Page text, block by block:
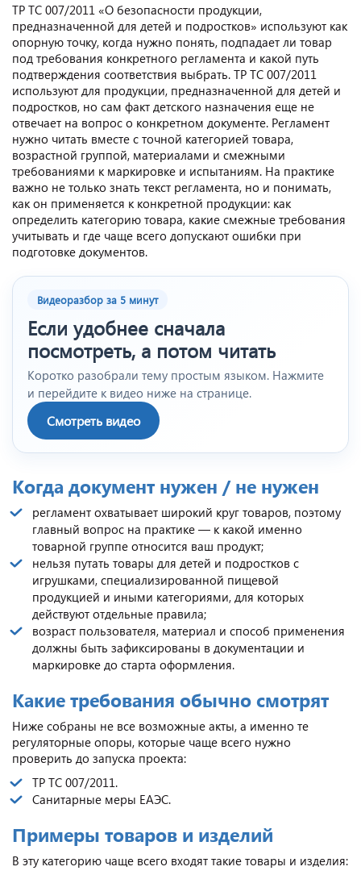
ТР ТС 007/2011 «О безопасности продукции,
предназначенной для детей и подростков» используют как
опорную точку, когда нужно понять, подпадает ли товар
под требования конкретного регламента и какой путь
подтверждения соответствия выбрать. ТР ТС 007/2011
используют для продукции, предназначенной для детей и
подростков, но сам факт детского назначения еще не
отвечает на вопрос о конкретном документе. Регламент
нужно читать вместе с точной категорией товара,
возрастной группой, материалами и смежными
требованиями к маркировке и испытаниям. На практике
важно не только знать текст регламента, но и понимать,
как он применяется к конкретной продукции: как
определить категорию товара, какие смежные требования
учитывать и где чаще всего допускают ошибки при
подготовке документов.
Видеоразбор за 5 минут
Если удобнее сначала
посмотреть, а потом читать
Коротко разобрали тему простым языком. Нажмите
и перейдите к видео ниже на странице.
Смотреть видео
Когда документ нужен / не нужен
регламент охватывает широкий круг товаров, поэтому
главный вопрос на практике — к какой именно
товарной группе относится ваш продукт;
нельзя путать товары для детей и подростков с
игрушками, специализированной пищевой
продукцией и иными категориями, для которых
действуют отдельные правила;
возраст пользователя, материал и способ применения
должны быть зафиксированы в документации и
маркировке до старта оформления.
Какие требования обычно смотрят
Ниже собраны не все возможные акты, а именно те
регуляторные опоры, которые чаще всего нужно
проверить до запуска проекта:
ТР ТС 007/2011.
Санитарные меры ЕАЭС.
Примеры товаров и изделий
В эту категорию чаще всего входят такие товары и изделия: